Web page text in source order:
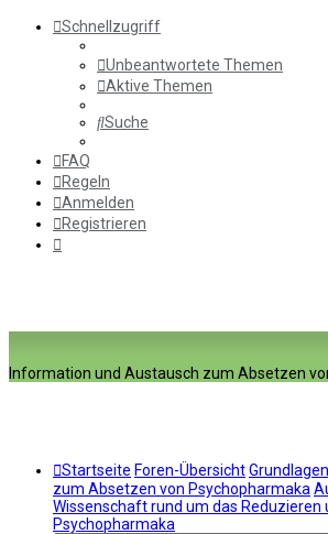
Schnellzugriff
Unbeantwortete Themen
Aktive Themen
Suche
FAQ
Regeln
Anmelden
Registrieren
Information und Austausch zum Absetzen
Startseite Foren-Übersicht
zum Absetzen von Psychopharmaka
Wissenschaft rund um das Reduzieren
Psychopharmaka